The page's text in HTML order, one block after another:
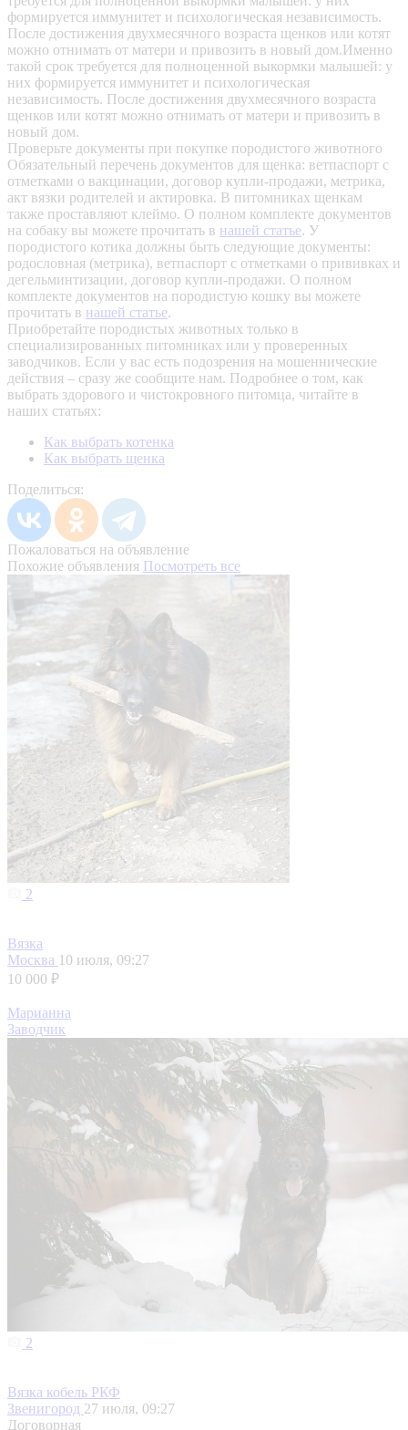
формируется иммунитет и психологическая независимость.
После достижения двухмесячного возраста щенков или котят
можно отнимать от матери и привозить в новый дом.Именно
такой срок требуется для полноценной выкормки малышей: у
них формируется иммунитет и психологическая
независимость. После достижения двухмесячного возраста
щенков или котят можно отнимать от матери и привозить в
новый дом.
Проверьте документы при покупке породистого животного
Обязательный перечень документов для щенка: ветпаспорт с
отметками о вакцинации, договор купли-продажи, метрика,
акт вязки родителей и актировка. В питомниках щенкам
также проставляют клеймо. О полном комплекте документов
на собаку вы можете прочитать в нашей статье. У
породистого котика должны быть следующие документы:
родословная (метрика), ветпаспорт с отметками о прививках и
дегельминтизации, договор купли-продажи. О полном
комплекте документов на породистую кошку вы можете
прочитать в нашей статье.
Приобретайте породистых животных только в
специализированных питомниках или у проверенных
заводчиков. Если у вас есть подозрения на мошеннические
действия – сразу же сообщите нам. Подробнее о том, как
выбрать здорового и чистокровного питомца, читайте в
наших статьях:
Как выбрать котенка
Как выбрать щенка
Поделиться:
Пожаловаться на объявление
Похожие объявления Посмотреть все
2
Вязка
Москва 10 июля, 09:27
10 000 ₽
Марианна
Заводчик
2
Вязка кобель РКФ
Звенигород 27 июля, 09:27
Договорная